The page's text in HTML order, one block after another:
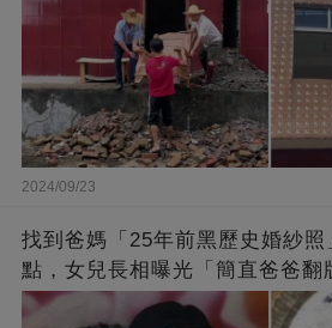
2024/09/23
找到爸媽「25年前黑歷史婚紗照
點，女兒長相曝光「簡直爸爸翻